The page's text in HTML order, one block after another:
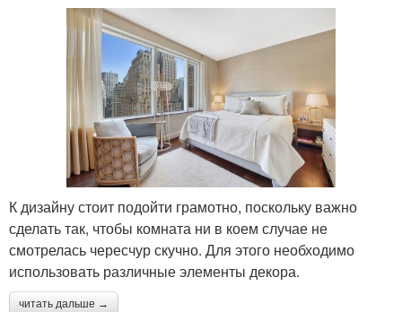
К дизайну стоит подойти грамотно, поскольку важно
сделать так, чтобы комната ни в коем случае не
смотрелась чересчур скучно. Для этого необходимо
использовать различные элементы декора.
читать дальше →